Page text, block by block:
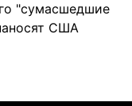
"сумасшедшие
США